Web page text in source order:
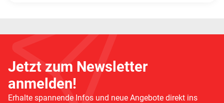
Jetzt zum Newsletter
anmelden!
Erhalte spannende Infos und neue Angebote direkt ins